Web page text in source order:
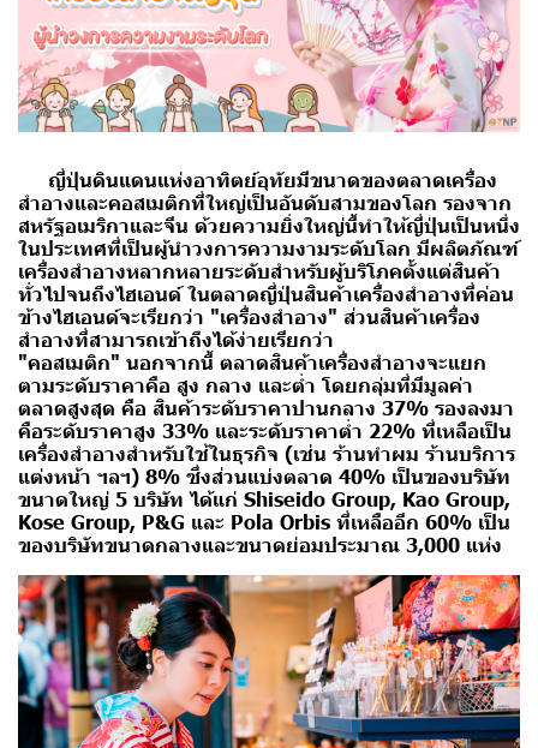
ญี่ปุ่นดินแดนแห่งอาทิตย์อุทัยมีขนาดของตลาดเครื่อง
สำอางและคอสเมติกที่ใหญ่เป็นอันดับสามของโลก รองจาก
สหรัฐอเมริกาและจีน ด้วยความยิ่งใหญ่นี้ทำให้ญี่ปุ่นเป็นหนึ่ง
ในประเทศที่เป็นผู้นำวงการความงามระดับโลก มีผลิตภัณฑ์
เครื่องสำอางหลากหลายระดับสำหรับผู้บริโภคตั้งแต่สินค้า
ทั่วไปจนถึงไฮเอนด์ในตลาดญี่ปุ่นสินค้าเครื่องสำอางที่ค่อน
ข้างไฮเอนด์จะเรียกว่า "เครื่องสำอาง" ส่วนสินค้าเครื่อง
สำอางที่สามารถเข้าถึงได้ง่ายเรียกว่า
"คอสเมติก" นอกจากนี้ ตลาดสินค้าเครื่องสำอางจะแยก
ตามระดับราคาคือ สูง กลาง และต่ำ โดยกลุ่มที่มีมูลค่า
ตลาดสูงสุด คือ สินค้าระดับราคาปานกลาง 37% รองลงมา
คือระดับราคาสูง 33% และระดับราคาต่ำ 22% ที่เหลือเป็น
เครื่องสำอางสำหรับใช้ในธุรกิจ (เช่น ร้านทำผม ร้านบริการ
แต่งหน้า ฯลฯ) 8% ซึ่งส่วนแบ่งตลาด 40% เป็นของบริษัท
ขนาดใหญ่ 5 บริษัท ได้แก่ Shiseido Group, Kao Group,
Kose Group, P&G และ Pola Orbis ที่เหลืออีก 60% เป็น
ของบริษัทขนาดกลางและขนาดย่อมประมาณ 3,000 แห่ง